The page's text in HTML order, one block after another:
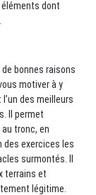
dont
bonnes raisons
motiver à y
des meilleurs
Il permet
tronc, en
des exercices les
surmontés. Il
terrains et
légitime.